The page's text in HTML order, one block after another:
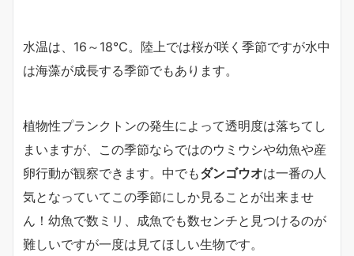
水温は、16～18℃。陸上では桜が咲く季節ですが水中
は海藻が成長する季節でもあります。
植物性プランクトンの発生によって透明度は落ちてし
まいますが、この季節ならではのウミウシや幼魚や産
卵行動が観察できます。中でもダンゴウオは一番の人
気となっていてこの季節にしか見ることが出来ませ
ん！幼魚で数ミリ、成魚でも数センチと見つけるのが
難しいですが一度は見てほしい生物です。